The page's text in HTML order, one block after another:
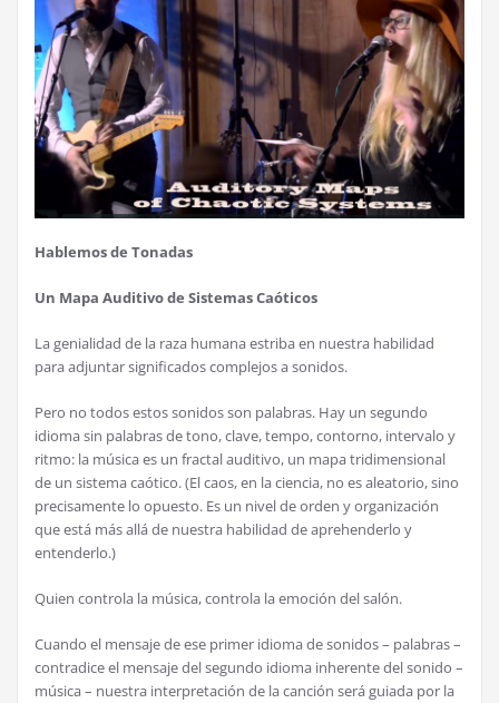
Hablemos de Tonadas
Un Mapa Auditivo de Sistemas Caóticos
La genialidad de la raza humana estriba en nuestra habilidad
para adjuntar significados complejos a sonidos.
Pero no todos estos sonidos son palabras. Hay un segundo
idioma sin palabras de tono, clave, tempo, contorno, intervalo y
ritmo: la música es un fractal auditivo, un mapa tridimensional
de un sistema caótico. (El caos, en la ciencia, no es aleatorio, sino
precisamente lo opuesto. Es un nivel de orden y organización
que está más alláde nuestra habilidad de aprehenderlo y
entenderlo.)
Quien controla la música, controla la emoción del salón.
Cuando el mensaje de ese primer idioma de sonidos – palabras –
contradice el mensaje del segundo idioma inherente del sonido –
música – nuestra interpretación de la canción seráguiada por la